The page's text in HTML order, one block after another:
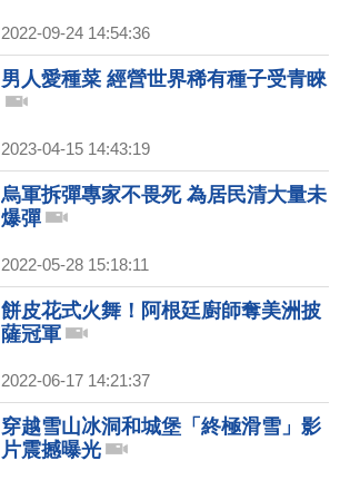
2022-09-24 14:54:36
男人愛種菜 經營世界稀有種子受青睞
2023-04-15 14:43:19
烏軍拆彈專家不畏死 為居民清大量未
爆彈
2022-05-28 15:18:11
餅皮花式火舞！阿根廷廚師奪美洲披
薩冠軍
2022-06-17 14:21:37
穿越雪山冰洞和城堡「終極滑雪」影
片震撼曝光